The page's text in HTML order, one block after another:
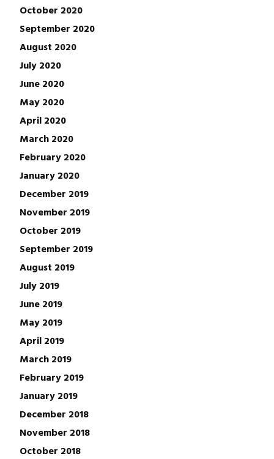
October 2020
September 2020
August 2020
July 2020
June 2020
May 2020
April 2020
March 2020
February 2020
January 2020
December 2019
November 2019
October 2019
September 2019
August 2019
July 2019
June 2019
May 2019
April 2019
March 2019
February 2019
January 2019
December 2018
November 2018
October 2018